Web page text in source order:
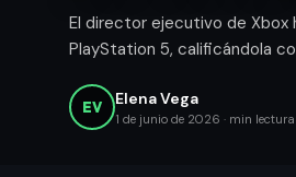
El director ejecutivo de Xbox
PlayStation 5, calificándola
EV Elena Vega
1 de junio de 2026 · min lectura